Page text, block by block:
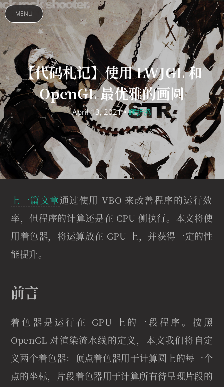
MENU
【代码札记】使用 LWJGL 和
OpenGL 最优雅的画圆
April 13, 2021 •瞎折腾
上一篇文章通过使用 VBO 来改善程序的运行效
率，但程序的计算还是在 CPU 侧执行。本文将使
用着色器，将运算放在 GPU 上，并获得一定的性
能提升。
前言
着色器是运行在 GPU 上的一段程序。按照
OpenGL 对渲染流水线的定义，本文我们将自定
义两个着色器：顶点着色器用于计算圆上的每一个
点的坐标，片段着色器用于计算所有待呈现片段的